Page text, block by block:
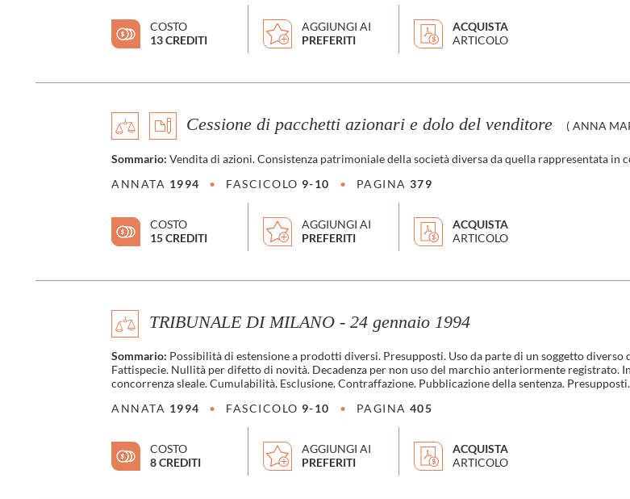
COSTO
13 CREDITI
AGGIUNGI AI
PREFERITI
ACQUISTA
ARTICOLO
Cessione di pacchetti azionari e dolo del venditore ( ANNA
Sommario: Vendita di azioni. Consistenza patrimoniale della società diversa da quella rappresentata
ANNATA 1994 • FASCICOLO 9-10 • PAGINA379
COSTO
15 CREDITI
AGGIUNGI AI
PREFERITI
ACQUISTA
ARTICOLO
TRIBUNALE DI MILANO - 24 gennaio 1994
Sommario: Possibilità di estensione a prodotti diversi. Presupposti. Uso da parte di un soggetto
Fattispecie. Nullità per difetto di novità. Decadenza per non uso del marchio anteriormente registrato.
concorrenza sleale. Cumulabilità. Esclusione. Contraffazione. Pubblicazione della sentenza. Presupposti.
ANNATA 1994 • FASCICOLO 9-10 • PAGINA405
COSTO
8 CREDITI
AGGIUNGI AI
PREFERITI
ACQUISTA
ARTICOLO